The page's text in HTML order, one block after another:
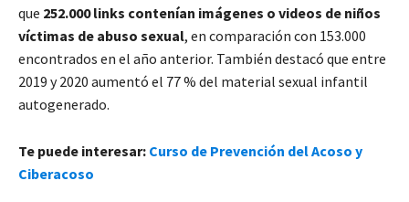
que 252.000 links contenían imágenes o videos de niños
víctimas de abuso sexual, en comparación con 153.000
encontrados en el año anterior. También destacó que entre
2019 y 2020 aumentó el 77 % del material sexual infantil
autogenerado.
Te puede interesar: Curso de Prevención del Acoso y
Ciberacoso